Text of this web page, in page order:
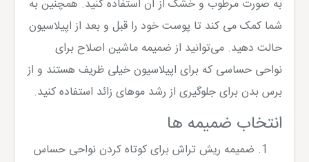
به صورت مرطوب و خشک از آن استفاده کنید. همچنین به
شما کمک می کند تا پوست خود را قبل و بعد از اپیلاسیون
حالت دهید. می‌توانید از ضمیمه ماشین اصلاح برای
نواحی حساسی که برای اپیلاسیون خیلی ظریف هستند و از
برس بدن برای جلوگیری از رشد موهای زائد استفاده کنید.
انتخاب ضمیمه ها
ضمیمه ریش تراش برای کوتاه کردن نواحی حساس